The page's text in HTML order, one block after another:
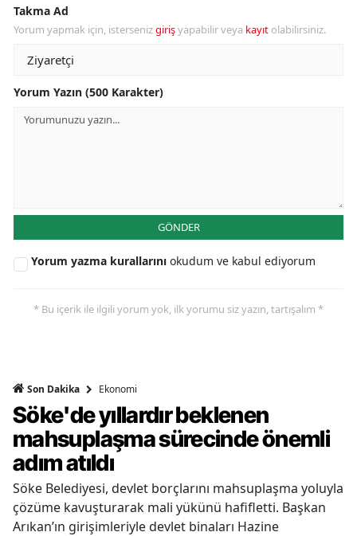
Takma Ad
Yorum yapmak için, istersenizgirişyapabilir veya kayıt olabilirsiniz.
Yorum Yazın (500 Karakter)
GÖNDER
Yorum yazma kurallarını okudum ve kabul ediyorum
* Bu içerik ile ilgili yorum yok, ilk yorumu siz yazın, tartışalım *
Son Dakika Ekonomi
Söke'de yıllardır beklenen
mahsuplaşma sürecinde önemli
adım atıldı
Söke Belediyesi, devlet borçlarını mahsuplaşma yoluyla
çözüme kavuşturarak mali yükünü hafifletti. Başkan
Arıkan’ın girişimleriyle devlet binaları Hazine